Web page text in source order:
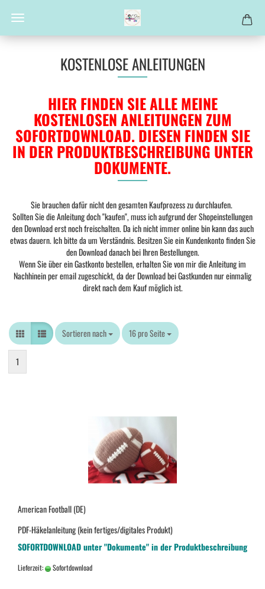
KOSTENLOSE ANLEITUNGEN
HIER FINDEN SIE ALLE MEINE
KOSTENLOSEN ANLEITUNGEN ZUM
SOFORTDOWNLOAD. DIESEN FINDEN SIE
IN DER PRODUKTBESCHREIBUNG UNTER
DOKUMENTE.
Sie brauchen dafür nicht den gesamten Kaufprozess zu durchlaufen.
Sollten Sie die Anleitung doch "kaufen", muss ich aufgrund der Shopeinstellungen
den Download erst noch freischalten. Da ich nicht immer online bin kann das auch
etwas dauern. Ich bitte da um Verständnis. Besitzen Sie ein Kundenkonto finden Sie
den Download danach bei Ihren Bestellungen.
Wenn Sie über ein Gastkonto bestellen, erhalten Sie von mir die Anleitung im
Nachhinein per email zugeschickt, da der Download bei Gastkunden nur einmalig
direkt nach dem Kauf möglich ist.
Sortieren nach
Sortieren nach 16 pro Seite
pro Seite
1
American Football (DE)
PDF-Häkelanleitung (kein fertiges/digitales Produkt)
SOFORTDOWNLOAD unter "Dokumente" in der Produktbeschreibung
Lieferzeit: Sofortdownload